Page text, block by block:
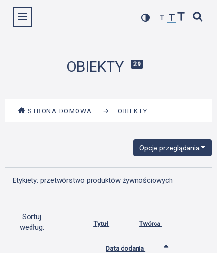
Wyświetl menu
OBIEKTY 29
STRONA DOMOWA → OBIEKTY
Opcje przeglądania
Etykiety: przetwórstwo produktów żywnościowych
Sortuj
według:
Tytuł Twórca
Data dodania